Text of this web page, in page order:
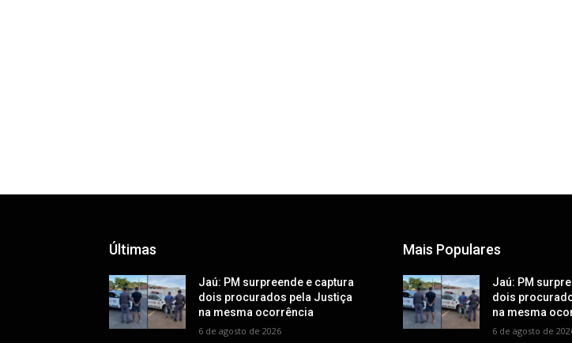
Últimas
Jaú: PM surpreende e captura
dois procurados pela Justiça
na mesma ocorrência
6 de agosto de 2026
Mais Populares
Jaú: PM
dois
na mesma
6 de agosto de